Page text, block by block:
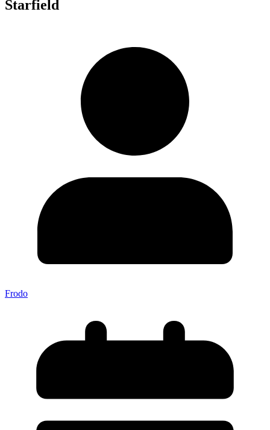
Starfield
Frodo